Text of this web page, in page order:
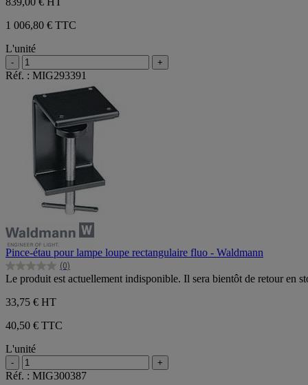
1 006,80 € TTC
L'unité
- +
Réf. : MIG293391
Pince-étau pour lampe loupe rectangulaire fluo - Waldmann
(0)
0.0
sur
5
étoiles.
Le produit est actuellement indisponible. Il sera bientôt de retour en
33,75 € HT
40,50 € TTC
L'unité
- +
Réf. : MIG300387